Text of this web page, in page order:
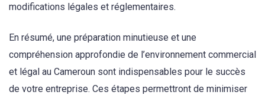
modifications légales et réglementaires.
En résumé, une préparation minutieuse et une
compréhension approfondie de l’environnement commercial
et légal au Cameroun sont indispensables pour le succès
de votre entreprise. Ces étapes permettront de minimiser